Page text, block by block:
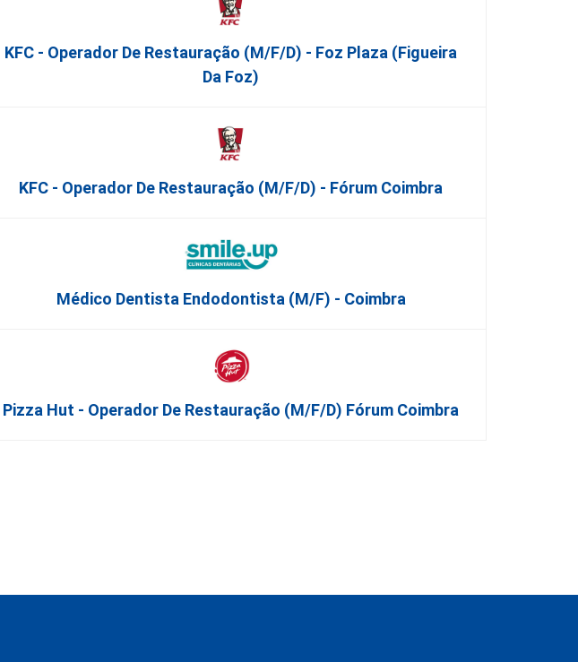
KFC - Operador De Restauração (m/f/d) - Foz Plaza (Figueira
Da Foz)
KFC - Operador De Restauração (m/f/d) - Fórum Coimbra
Médico Dentista Endodontista (M/F) - Coimbra
Pizza Hut - Operador De Restauração (m/f/d) Fórum Coimbra